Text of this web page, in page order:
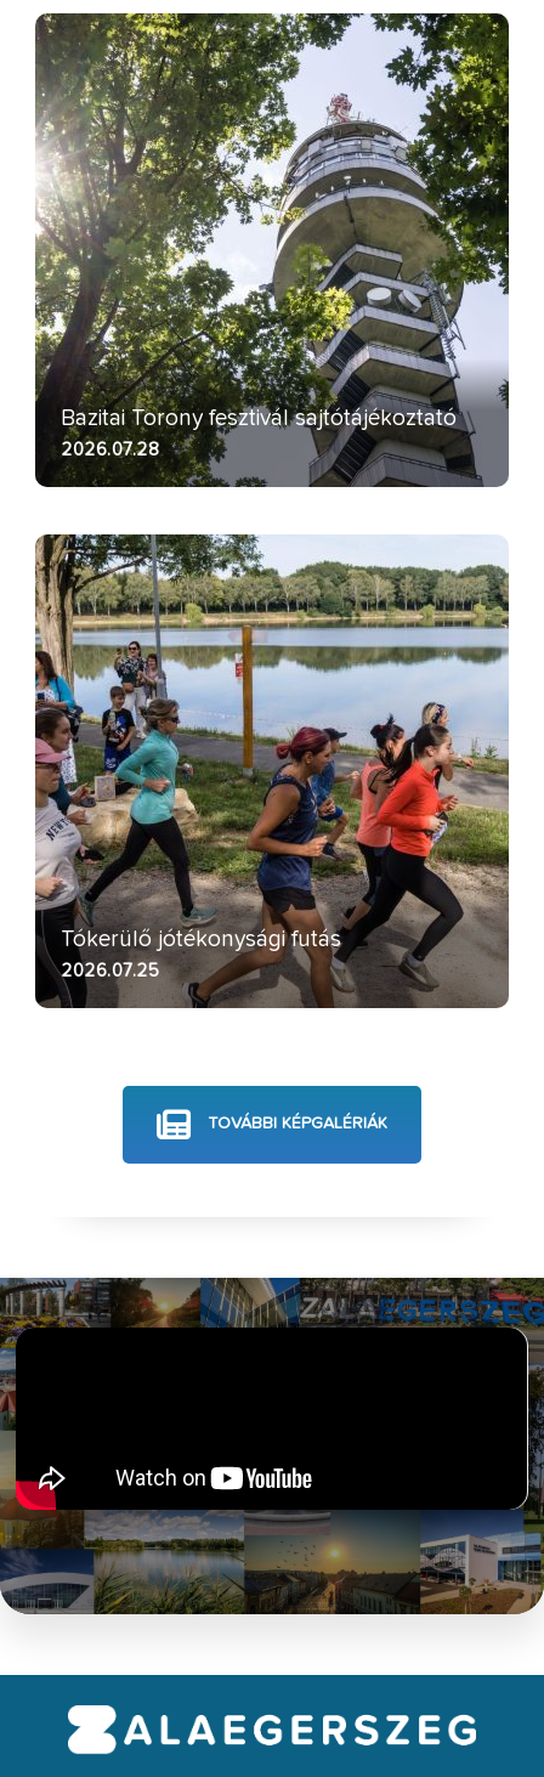
Bazitai Torony fesztivál sajtótájékoztató
2026.07.28
Tókerülő jótékonysági futás
2026.07.25
TOVÁBBI KÉPGALÉRIÁK